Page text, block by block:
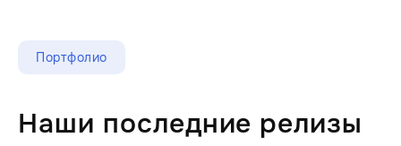
Портфолио
Наши последние релизы